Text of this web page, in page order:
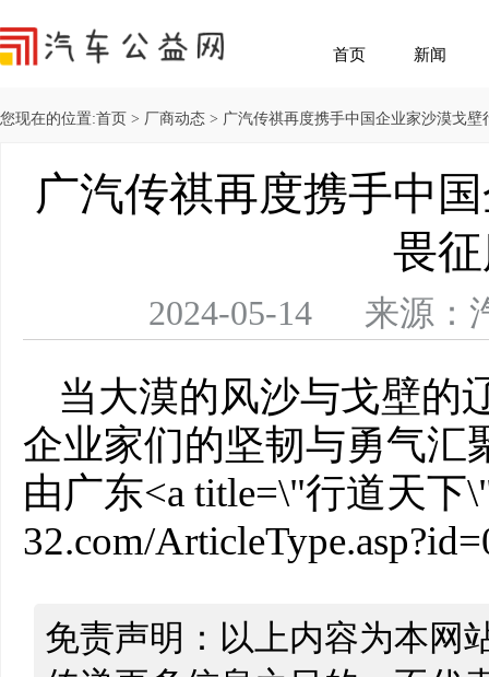
首页 新闻
您现在的位置:首页 > 厂商动态 > 广汽传祺再度携手中国企业家沙漠戈壁
广汽传祺再度携手中
畏
2024-05-14 来源：
当大漠的风沙与戈壁的
企业家们的坚韧与勇气汇
由广东<a title=\"行道天下
32.com/
免责声明：以上内容为本网